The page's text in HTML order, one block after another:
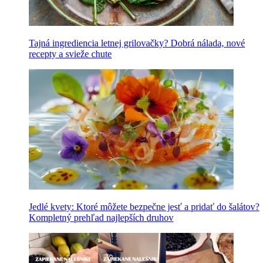
Tajná ingrediencia letnej grilovačky? Dobrá nálada, nové
recepty a svieže chute
Jedlé kvety: Ktoré môžete bezpečne jesť a pridať do šalátov?
Kompletný prehľad najlepších druhov